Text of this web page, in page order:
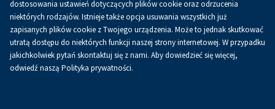
CSR
dostosowania ustawień dotyczących plików cookie oraz odrzucenia
niektórych rodzajów. Istnieje także opcja usuwania wszystkich już
zapisanych plików cookie z Twojego urządzenia. Może to jednak skutkować
utratą dostępu do niektórych funkcji naszej strony internetowej. W przypadku
jakichkolwiek pytań skontaktuj się z nami. Aby dowiedzieć się więcej,
odwiedź naszą Polityka prywatności.